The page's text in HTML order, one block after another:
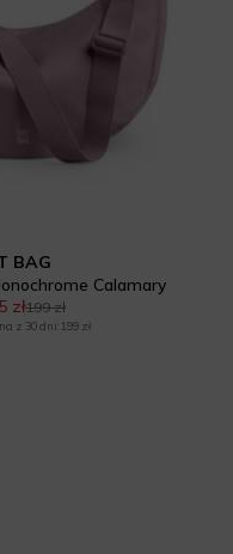
BAG
Calamary
zł199 zł
z 30 dni: 199 zł